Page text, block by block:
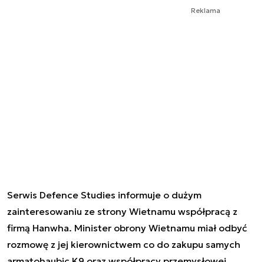
Reklama
Serwis Defence Studies informuje o dużym
zainteresowaniu ze strony Wietnamu współpracą z
firmą Hanwha. Minister obrony Wietnamu miał odbyć
rozmowę z jej kierownictwem co do zakupu samych